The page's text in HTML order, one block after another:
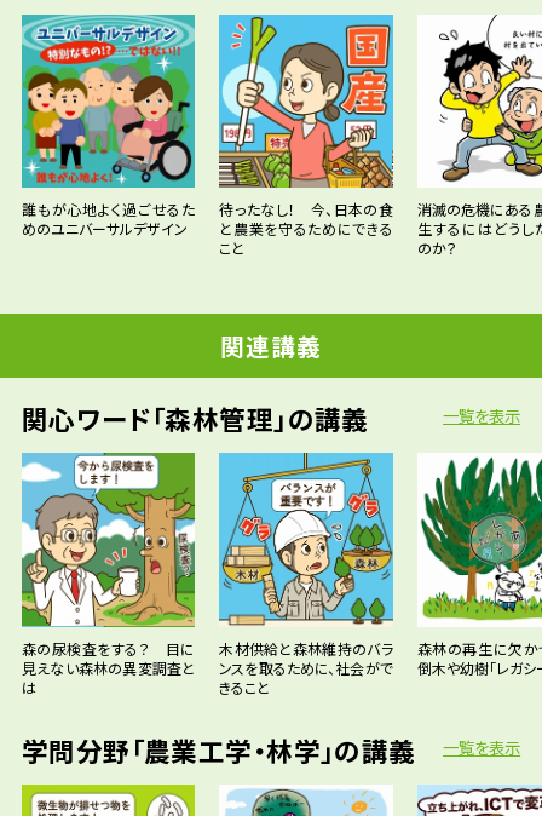
誰もが心地よく過ごせるた
めのユニバーサルデザイン
待ったなし！ 今、日本の食
と農業を守るためにできる
こと
消滅の危機にある
生するにはどうし
のか？
関連講義
関心ワード「森林管理」の講義
森の尿検査をする？ 目に
見えない森林の異変調査と
は
木材供給と森林維持のバラ
ンスを取るために、社会がで
きること
森林の再生に欠か
倒木や幼樹「レガシ
一覧を表示
学問分野「農業工学・林学」の講義 一覧を表示